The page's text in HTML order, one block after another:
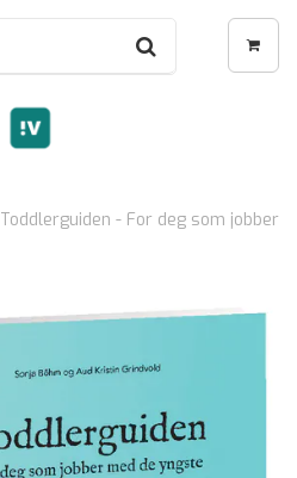
Toddlerguiden - For deg som jobber